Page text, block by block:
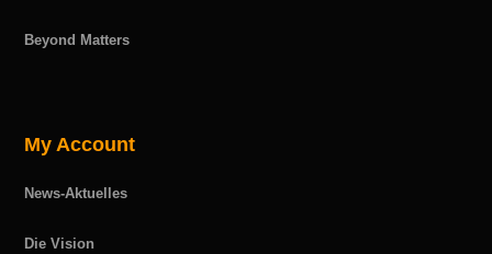
Beyond Matters
My Account
News-Aktuelles
Die Vision